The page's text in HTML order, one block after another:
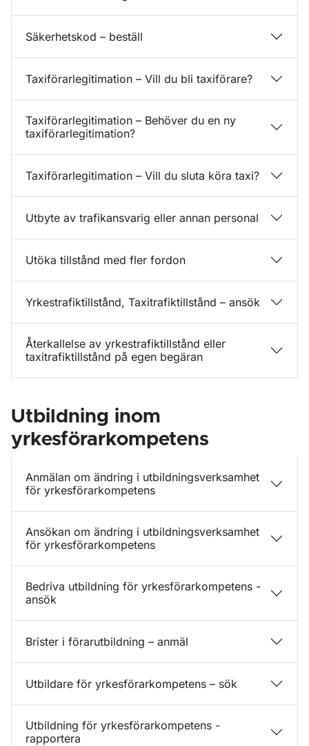
Säkerhetskod – beställ
Taxiförarlegitimation – Vill du bli taxiförare?
Taxiförarlegitimation – Behöver du en ny
taxiförarlegitimation?
Taxiförarlegitimation – Vill du sluta köra taxi?
Utbyte av trafikansvarig eller annan personal
Utöka tillstånd med fler fordon
Yrkestrafiktillstånd, Taxitrafiktillstånd – ansök
Återkallelse av yrkestrafiktillstånd eller
taxitrafiktillstånd på egen begäran
Utbildning inom
yrkesförarkompetens
Anmälan om ändring i utbildningsverksamhet
för yrkesförarkompetens
Ansökan om ändring i utbildningsverksamhet
för yrkesförarkompetens
Bedriva utbildning för yrkesförarkompetens -
ansök
Brister i förarutbildning – anmäl
Utbildare för yrkesförarkompetens – sök
Utbildning för yrkesförarkompetens -
rapportera